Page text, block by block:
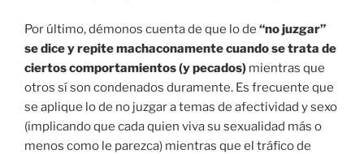
Por último, démonos cuenta de que lo de “no juzgar”
se dice y repite machaconamente cuando se trata de
ciertos comportamientos (y pecados) mientras que
otros sí son condenados duramente. Es frecuente que
se aplique lo de no juzgar a temas de afectividad y sexo
(implicando que cada quien viva su sexualidad más o
menos como le parezca) mientras que el tráfico de